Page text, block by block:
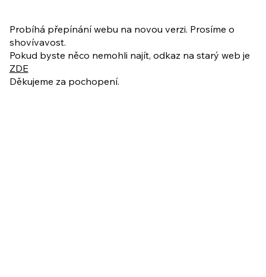
natož ji řešit Přestáv
Probíhá přepínání webu na novou verzi. Prosíme o
shovívavost.
Pokud byste něco nemohli najít, odkaz na starý web je
ZDE
Děkujeme za pochopení.